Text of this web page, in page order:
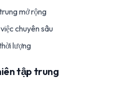
mở rộng
chuyên sâu
lượng
tập trung